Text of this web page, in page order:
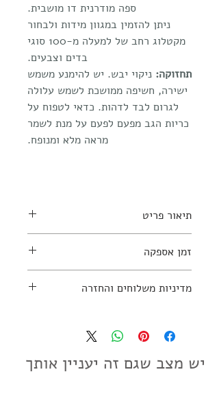
ספה מודרנית דו מושבית.
ניתן להזמין במגוון מידות ולבחור
מקטלוג רחב של למעלה מ-100 סוגי
בדים וצבעים.
תחזוקה: ניקוי יבש. יש להימנע משמש
ישירה, חשיפה ממושכת לשמש עלולה
לגרום לבד לדהות. כדאי לטפוח על
כריות הגב מפעם לפעם על מנת לשמר
מראה מלא ומנופח.
תיאור פריט
נוספים
למידע נוסף יש ליצור קשר עם החנות:
03-7797270
זמן אספקה
מדיניות משלוחים והחזרה
יש מצב שגם זה יעניין אותך